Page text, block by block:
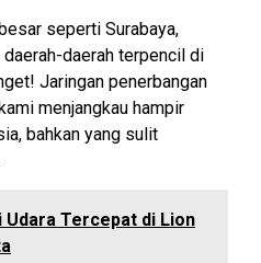
seperti Surabaya,
daerah terpencil di
Jaringan penerbangan
menjangkau hampir
bahkan yang sulit
Udara Tercepat di Lion